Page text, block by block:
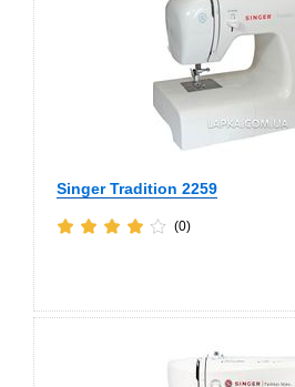
Singer Tradition 2259
(0)